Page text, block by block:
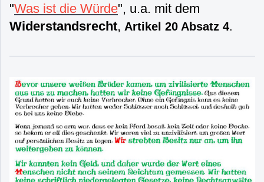
"Was ist die Würde", u.a. mit dem
Widerstandsrecht, Artikel 20 Absatz 4.